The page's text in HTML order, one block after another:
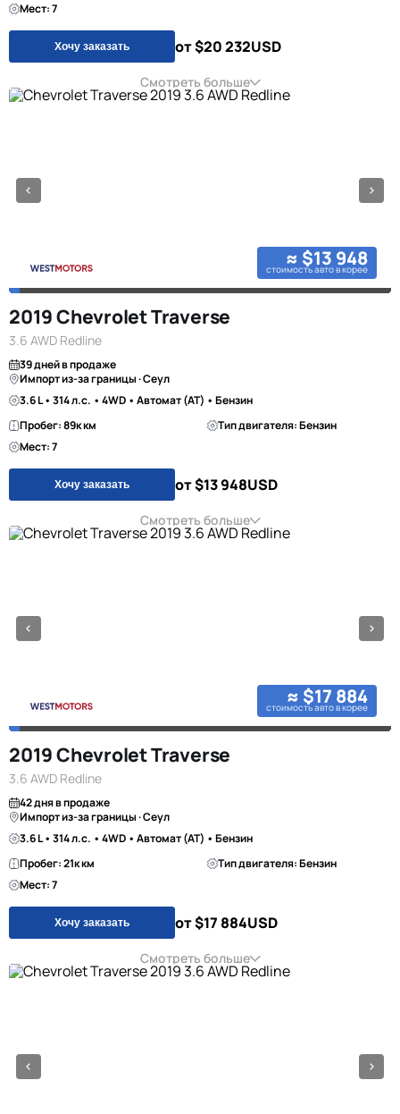
Мест: 7
Хочу заказать от $20 232USD
Смотреть больше
≈ $13 948
стоимость авто в корее
2019 Chevrolet Traverse
3.6 AWD Redline
39 дней в продаже
Импорт из-за границы · Сеул
3.6 L • 314 л.с. • 4WD • Автомат (AT) • Бензин
Пробег: 89к км
Тип двигателя: Бензин
Мест: 7
Хочу заказать от $13 948USD
Смотреть больше
≈ $17 884
стоимость авто в корее
2019 Chevrolet Traverse
3.6 AWD Redline
42 дня в продаже
Импорт из-за границы · Сеул
3.6 L • 314 л.с. • 4WD • Автомат (AT) • Бензин
Пробег: 21к км
Тип двигателя: Бензин
Мест: 7
Хочу заказать от $17 884USD
Смотреть больше